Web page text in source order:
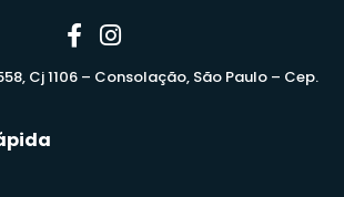
Cj 1106 – Consolação, São Paulo – Cep.